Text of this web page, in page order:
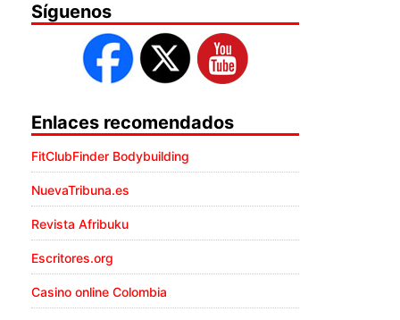
Síguenos
Enlaces recomendados
FitClubFinder Bodybuilding
NuevaTribuna.es
Revista Afribuku
Escritores.org
Casino online Colombia